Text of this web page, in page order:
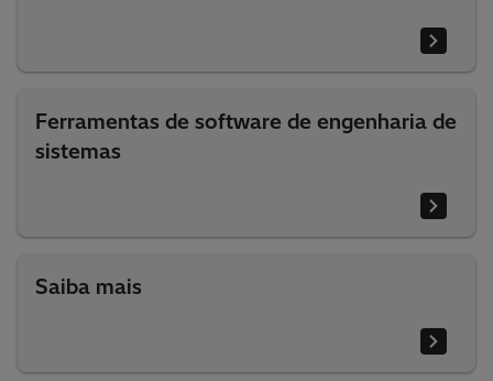
Ferramentas de software de engenharia de
sistemas
Saiba mais